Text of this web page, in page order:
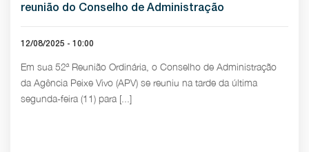
reunião do Conselho de Administração
12/08/2025 - 10:00
Em sua 52ª Reunião Ordinária, o Conselho de Administração
da Agência Peixe Vivo (APV) se reuniu na tarde da última
segunda-feira (11) para [...]